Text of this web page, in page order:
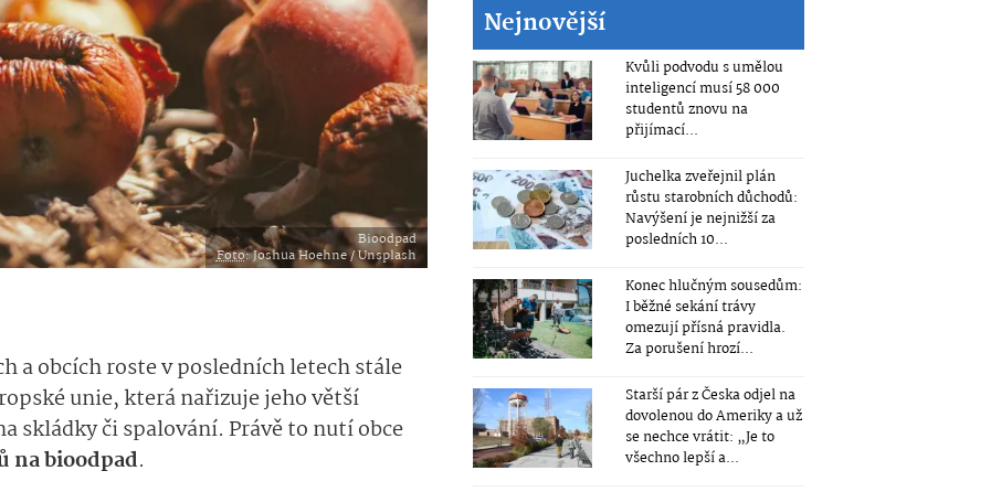
Bioodpad
Foto: Joshua Hoehne / Unsplash
a obcích roste v posledních letech stále
unie, která nařizuje jeho větší
skládky či spalování. Právě to nutí obce
na bioodpad.
Nejnovější
Kvůli podvodu s umělou
inteligencí musí 58 000
studentů znovu na
přijímací...
Juchelka zveřejnil plán
růstu starobních důchodů:
Navýšení je nejnižší za
posledních 10...
Konec hlučným sousedům:
I běžné sekání trávy
omezují přísná pravidla.
Za porušení hrozí...
Starší pár z Česka odjel na
dovolenou do Ameriky a už
se nechce vrátit: „Je to
všechno lepší a...